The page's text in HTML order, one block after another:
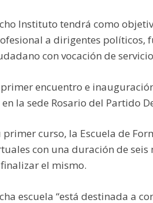
Instituto tendrá como
a dirigentes políticos,
con vocación de
encuentro e
en la sede Rosario del Partido
primer curso, la Escuela de
con una duración de seis
el mismo.
escuela “está destinada a